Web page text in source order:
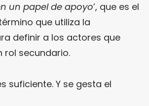
un papel de apoyo’, que es el
que utiliza la
definir a los actores que
rol secundario.
suficiente. Y se gesta el